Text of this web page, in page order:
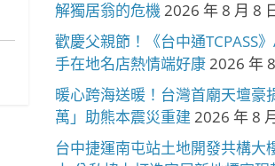
解獨居翁的危機2026 年 8 月 8
歡慶父親節！《台中通TCPASS
手在地名店熱情端好康2026 年
暖心跨海送暖！台灣首廟天壇豪
萬」助熊本震災重建 2026 年 8
台中捷運南屯站土地開發共構大